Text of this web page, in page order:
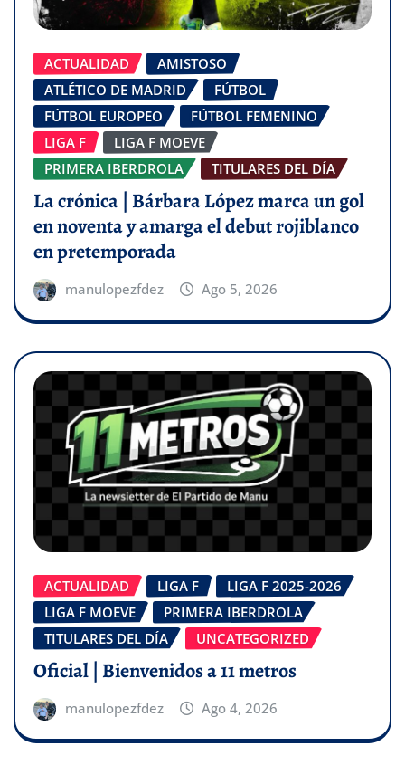
ACTUALIDAD
AMISTOSO
ATLÉTICO DE MADRID
FÚTBOL
FÚTBOL EUROPEO
FÚTBOL FEMENINO
LIGA F
LIGA F MOEVE
PRIMERA IBERDROLA
TITULARES DEL DÍA
La crónica | Bárbara López marca un gol
en noventa y amarga el debut rojiblanco
en pretemporada
manulopezfdez Ago 5, 2026
ACTUALIDAD LIGA F
LIGA F 2025-2026
LIGA F MOEVE
PRIMERA IBERDROLA
TITULARES DEL DÍA
UNCATEGORIZED
Oficial | Bienvenidos a 11 metros
manulopezfdez Ago 4, 2026